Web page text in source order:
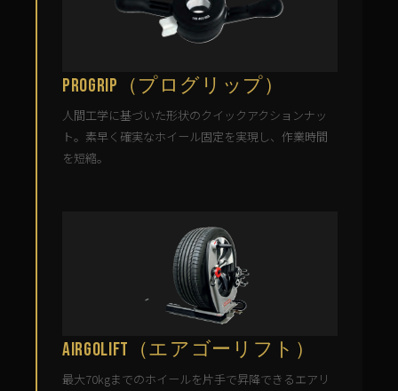
ProGrip（プログリップ）
人間工学に基づいた形状のクイックアクションナッ
ト。素早く確実なホイール固定を実現し、作業時間
を短縮。
AirgoLift（エアゴーリフト）
最大70kgまでのホイールを片手で昇降できるエアリ